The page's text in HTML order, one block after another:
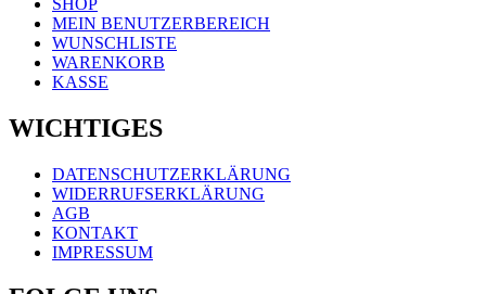
MEIN BENUTZERBEREICH
WUNSCHLISTE
WARENKORB
KASSE
WICHTIGES
Menü
DATENSCHUTZERKLÄRUNG
WIDERRUFSERKLÄRUNG
AGB
KONTAKT
IMPRESSUM